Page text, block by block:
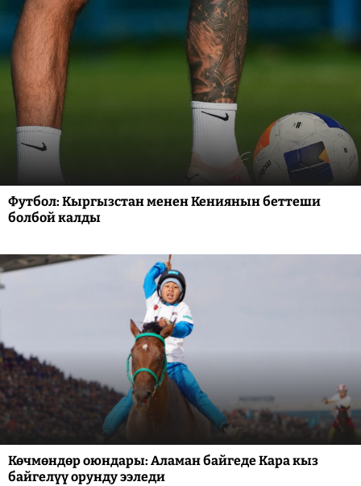
Футбол: Кыргызстан менен Кениянын беттеши
болбой калды
Көчмөндөр оюндары: Аламан байгеде Кара кыз
байгелүү орунду ээледи